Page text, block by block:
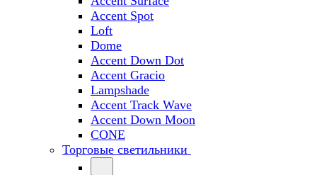
Accent Spot
Loft
Dome
Accent Down Dot
Accent Gracio
Lampshade
Accent Track Wave
Accent Down Moon
CONE
Торговые светильники